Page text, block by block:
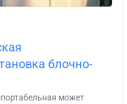
блочно-
может